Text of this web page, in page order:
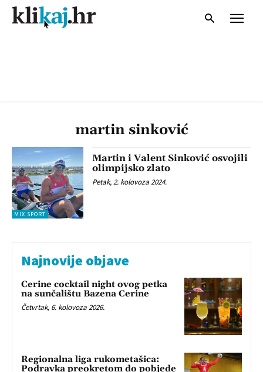
martin sinković
MIX SPORT
Martin i Valent Sinković osvojili
olimpijsko zlato
Petak, 2. kolovoza 2024.
Najnovije objave
Cerine cocktail night ovog petka
na sunčalištu Bazena Cerine
Četvrtak, 6. kolovoza 2026.
Regionalna liga rukometašica:
Podravka preokretom do pobjede